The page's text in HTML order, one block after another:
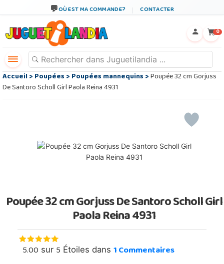
OÙ EST MA COMMANDE? CONTACTER
0
Accueil>Poupées>Poupées mannequins>Poupée 32 cm Gorjuss
De Santoro Scholl Girl Paola Reina 4931
Poupée 32 cm Gorjuss De Santoro Scholl Girl
Paola Reina 4931
5.00 sur 5 Étoiles dans 1Commentaires